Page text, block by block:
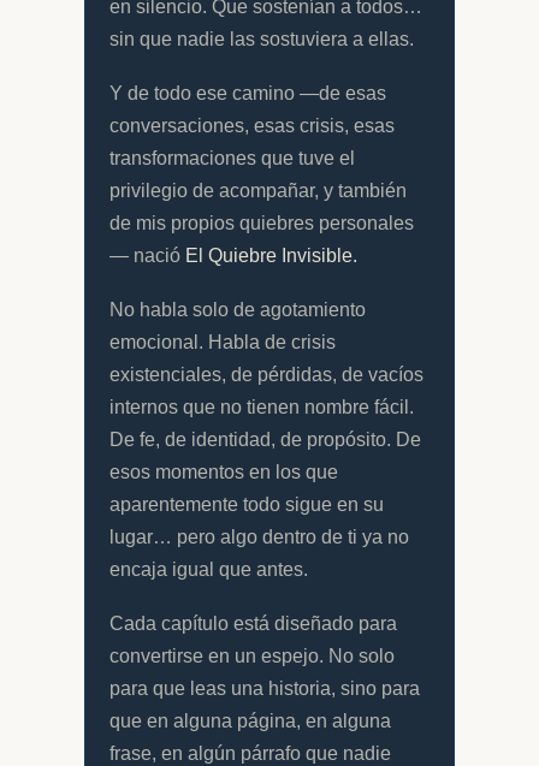
en silencio. Que sostenían a todos…
sin que nadie las sostuviera a ellas.
Y de todo ese camino —de esas
conversaciones, esas crisis, esas
transformaciones que tuve el
privilegio de acompañar, y también
de mis propios quiebres personales
— nació El Quiebre Invisible.
No habla solo de agotamiento
emocional. Habla de crisis
existenciales, de pérdidas, de vacíos
internos que no tienen nombre fácil.
De fe, de identidad, de propósito. De
esos momentos en los que
aparentemente todo sigue en su
lugar… pero algo dentro de ti ya no
encaja igual que antes.
Cada capítulo está diseñado para
convertirse en un espejo. No solo
para que leas una historia, sino para
que en alguna página, en alguna
frase, en algún párrafo que nadie